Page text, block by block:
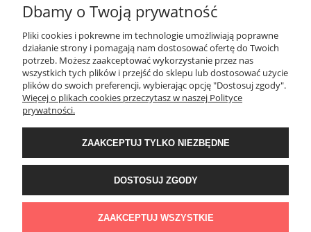
SPOSOBY PŁATNOŚCI ORAZ CZAS I KOSZTY DOSTAWY
DOSTAWY
KONTAKT
WYMIANA / ZWROTY / REKLAMACJE
REGULAMINY
Timeforf| ul. SOŁTYKA TADEUSZA 16C /SEGMENT NUMER 6 | 39-
300 Mielec | woj. podkarpackie |tel: 732 220 654pon-pt: 8:00-16:00 | mail:
Dbamy o Twoją prywatność
Pliki cookies i pokrewne im technologie umożliwiają poprawne
działanie strony i pomagają nam dostosować ofertę do Twoich
potrzeb. Możesz zaakceptować wykorzystanie przez nas
wszystkich tych plików i przejść do sklepu lub dostosować użycie
plików do swoich preferencji, wybierając opcję "Dostosuj zgody".
Więcej o plikach cookies przeczytasz w naszej Polityce
prywatności.
ZAAKCEPTUJ TYLKO NIEZBĘDNE
DOSTOSUJ ZGODY
ZAAKCEPTUJ WSZYSTKIE